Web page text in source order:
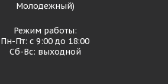
Молодежный)
Режим работы:
Пн-Пт: с 9:00 до 18:00
Сб-Вс: выходной